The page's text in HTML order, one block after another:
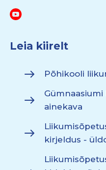
Leia kiirelt
Põhikooli
ainekava
kirjeldus -